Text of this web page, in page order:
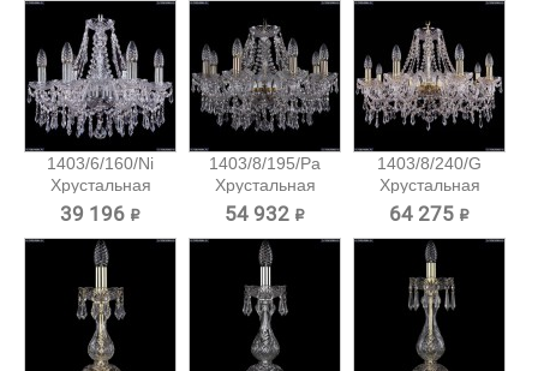
1403/6/160/Ni
Хрустальная
подвесная...
39 196 ₽
1403/8/195/Pa
Хрустальная
подвесная...
54 932 ₽
1403/8/240/G
Хрустальная
подвесная...
64 275 ₽